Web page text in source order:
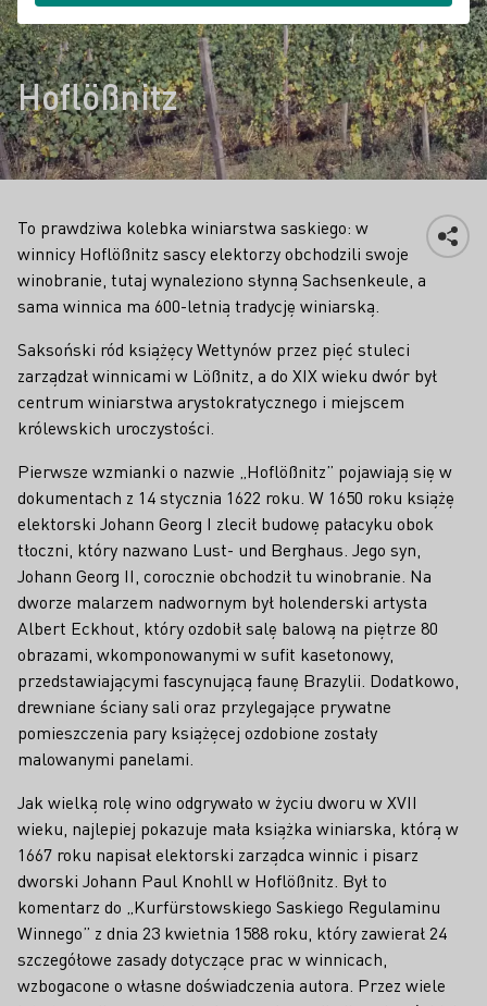
Hoflößnitz
To prawdziwa kolebka winiarstwa saskiego: w
winnicy Hoflößnitz sascy elektorzy obchodzili swoje
winobranie, tutaj wynaleziono słynną Sachsenkeule, a
sama winnica ma 600-letnią tradycję winiarską.
Saksoński ród książęcy Wettynów przez pięć stuleci
zarządzał winnicami w Lößnitz, a do XIX wieku dwór był
centrum winiarstwa arystokratycznego i miejscem
królewskich uroczystości.
Pierwsze wzmianki o nazwie „Hoflößnitz” pojawiają się w
dokumentach z 14 stycznia 1622 roku. W 1650 roku książę
elektorski Johann Georg I zlecił budowę pałacyku obok
tłoczni, który nazwano Lust- und Berghaus. Jego syn,
Johann Georg II, corocznie obchodził tu winobranie. Na
dworze malarzem nadwornym był holenderski artysta
Albert Eckhout, który ozdobił salę balową na piętrze 80
obrazami, wkomponowanymi w sufit kasetonowy,
przedstawiającymi fascynującą faunę Brazylii. Dodatkowo,
drewniane ściany sali oraz przylegające prywatne
pomieszczenia pary książęcej ozdobione zostały
malowanymi panelami.
Jak wielką rolę wino odgrywało w życiu dworu w XVII
wieku, najlepiej pokazuje mała książka winiarska, którą w
1667 roku napisał elektorski zarządca winnic i pisarz
dworski Johann Paul Knohll w Hoflößnitz. Był to
komentarz do „Kurfürstowskiego Saskiego Regulaminu
Winnego” z dnia 23 kwietnia 1588 roku, który zawierał 24
szczegółowe zasady dotyczące prac w winnicach,
wzbogacone o własne doświadczenia autora. Przez wiele